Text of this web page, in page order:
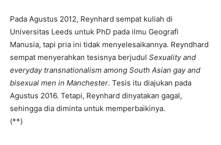
Pada Agustus 2012, Reynhard sempat kuliah di
Universitas Leeds untuk PhD pada ilmu Geografi
Manusia, tapi pria ini tidak menyelesaikannya. Reyndhard
sempat menyerahkan tesisnya berjudul Sexuality and
everyday transnationalism among South Asian gay and
bisexual men in Manchester. Tesis itu diajukan pada
Agustus 2016. Tetapi, Reynhard dinyatakan gagal,
sehingga dia diminta untuk memperbaikinya.
(**)